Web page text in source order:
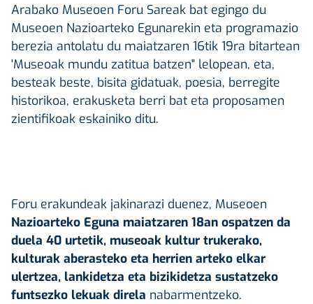
Arabako Museoen Foru Sareak bat egingo du
Museoen Nazioarteko Egunarekin eta programazio
berezia antolatu du maiatzaren 16tik 19ra bitartean
'Museoak mundu zatitua batzen" lelopean, eta,
besteak beste, bisita gidatuak, poesia, berregite
historikoa, erakusketa berri bat eta proposamen
zientifikoak eskainiko ditu.
Foru erakundeak jakinarazi duenez, Museoen
Nazioarteko Eguna maiatzaren 18an ospatzen da
duela 40 urtetik, museoak kultur trukerako,
kulturak aberasteko eta herrien arteko elkar
ulertzea, lankidetza eta bizikidetza sustatzeko
funtsezko lekuak direla nabarmentzeko.